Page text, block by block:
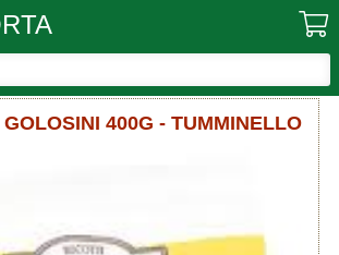
400G - TUMMINELLO